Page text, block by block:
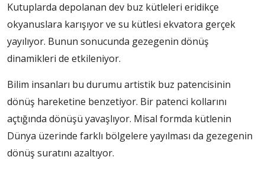
Kutuplarda depolanan dev buz kütleleri eridikçe
okyanuslara karışıyor ve su kütlesi ekvatora gerçek
yayılıyor. Bunun sonucunda gezegenin dönüş
dinamikleri de etkileniyor.
Bilim insanları bu durumu artistik buz patencisinin
dönüş hareketine benzetiyor. Bir patenci kollarını
açtığında dönüşü yavaşlıyor. Misal formda kütlenin
Dünya üzerinde farklı bölgelere yayılması da gezegenin
dönüş suratını azaltıyor.